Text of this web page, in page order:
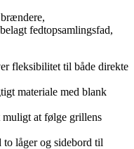
fedtopsamlingsfad,
fleksibilitet til både direkte
materiale med blank
muligt at følge grillens
to låger og sidebord til